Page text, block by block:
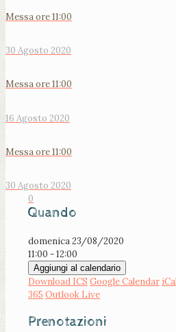
Messa ore 11:00
30 Agosto 2020
Messa ore 11:00
16 Agosto 2020
Messa ore 11:00
30 Agosto 2020
0
Quando
domenica 23/08/2020
11:00 - 12:00
Aggiungi al calendario
Download ICS Google Calendar
365 Outlook Live
Prenotazioni